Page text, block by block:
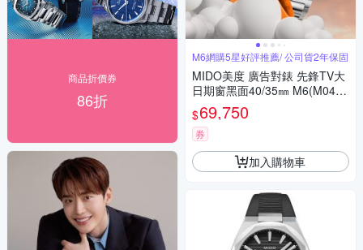
商品折價券
86折
M6網購5星好評推薦/ 公司貨2年保固
MIDO美度 廣告對錶 先鋒TV大
日期窗黑面40/35㎜ M6(M0495
261708100/M049307110810
0)
$69,750
券
加入購物車